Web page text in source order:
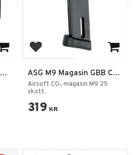
Add to favorites
ASG M9 Magasin GBB CO2
25rd
Airsoft CO₂ magasin M9 25
skott.
319 KR